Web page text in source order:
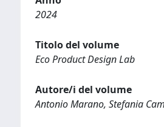
2024
Titolo del volume
Eco Product Design Lab
Autore/i del volume
Antonio Marano, Stefania